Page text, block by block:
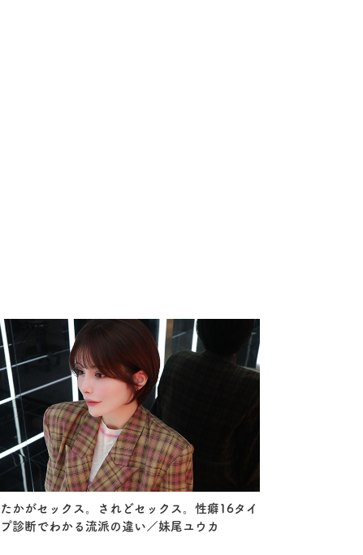
たかがセックス。されどセックス。性癖16タイ
プ診断でわかる流派の違い／妹尾ユウカ